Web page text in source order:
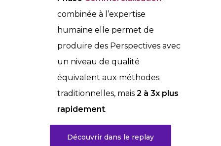
combinée à l’expertise
humaine elle permet de
produire des Perspectives avec
un niveau de qualité
équivalent aux méthodes
traditionnelles, mais 2 à 3x plus
rapidement.
Découvrir dans le replay